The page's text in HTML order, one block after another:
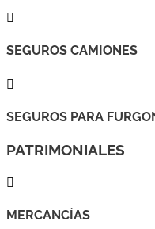

SEGUROS CAMIONES

SEGUROS PARA
PATRIMONIALES

MERCANCÍAS